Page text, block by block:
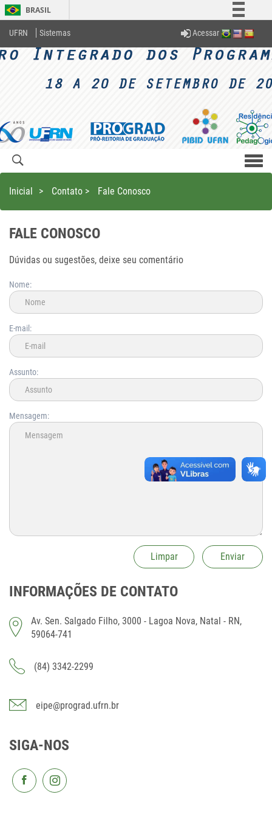
BRASIL
Simplifique!
Comunica BR
Acesso à informação
Canais
UFRN Sistemas Acessar
Inicial > Contato > Fale Conosco
FALE CONOSCO
Dúvidas ou sugestões, deixe seu comentário
Nome:
E-mail:
Assunto:
Mensagem:
INFORMAÇÕES DE CONTATO
Av. Sen. Salgado Filho, 3000 - Lagoa Nova, Natal - RN,
59064-741
(84) 3342-2299
eipe@prograd.ufrn.br
SIGA-NOS